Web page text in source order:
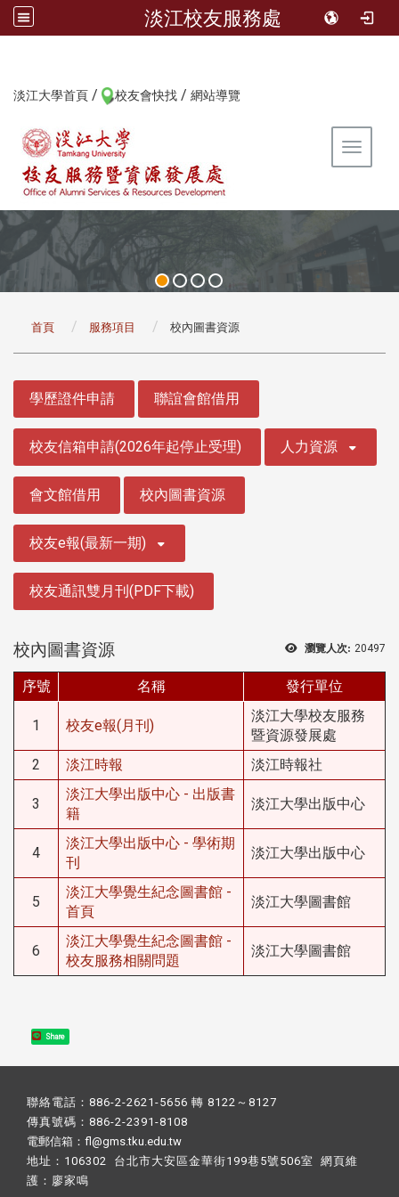
淡江校友服務處
淡江大學首頁 / 校友會快找 / 網站導覽
Toggle
首頁 服務項目 校內圖書資源
學歷證件申請 聯誼會館借用
校友信箱申請(2026年起停止受理) 人力資源
會文館借用 校內圖書資源
校友e報(最新一期)
校友通訊雙月刊(PDF下載)
瀏覽人次: 20497
校內圖書資源
序號 名稱 發行單位
1 校友e報(月刊)
淡江大學校友服務
暨資源發展處
2
淡江時報 淡江時報社
3
淡江大學出版中心 - 出版書
籍
淡江大學出版中心
4
淡江大學出版中心 - 學術期
刊
淡江大學出版中心
5
淡江大學覺生紀念圖書館 -
首頁
淡江大學圖書館
6
淡江大學覺生紀念圖書館 -
校友服務相關問題
淡江大學圖書館
Share
聯絡電話：886-2-2621-5656 轉 8122～8127
傳真號碼：886-2-2391-8108
電郵信箱：fl@gms.tku.edu.tw
地址：106302 台北市大安區金華街199巷5號506室 網頁維
護： 廖家鳴​